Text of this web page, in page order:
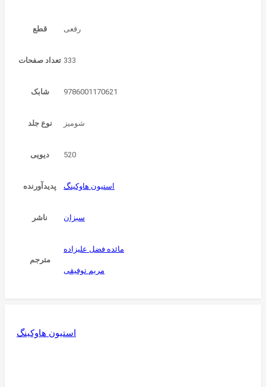
قطع
تعداد صفحات 333
شابک 9786001170621
نوع جلد شوميز
دیویی 520
پدیدآورنده استیون هاوکینگ
ناشر سبزان
مترجم
مائده فضل علیزاده
مریم توفیقی
استیون هاوکینگ